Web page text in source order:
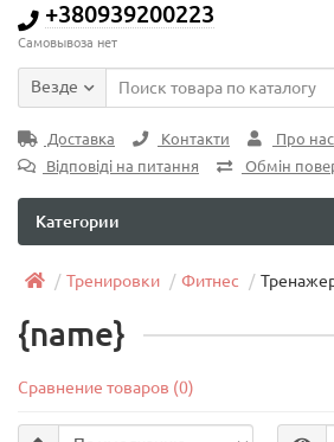
+380939200223
Самовывоза нет
Везде
Доставка Контакти Про нас
Відповіді на питання
Обмін
Категории
Тренировки Фитнес
{name}
Сравнение товаров (0)